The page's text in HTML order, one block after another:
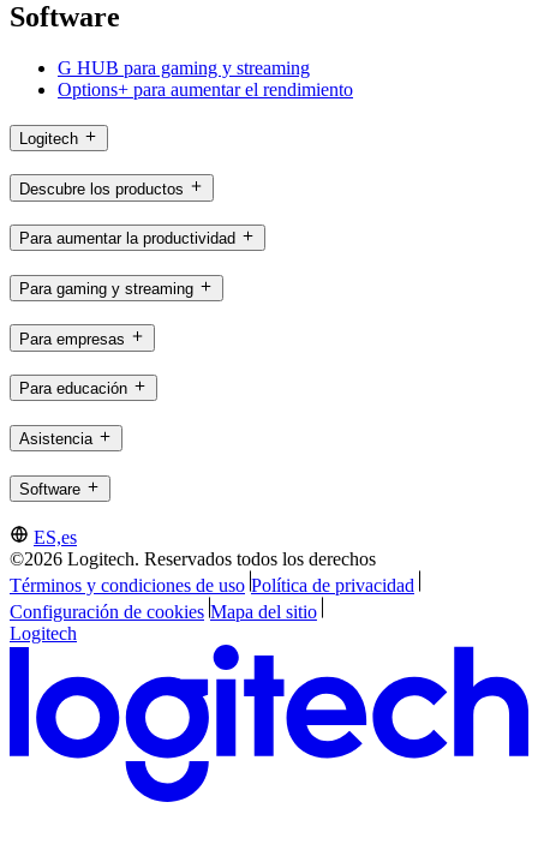
Software
G HUB para gaming y streaming
Options+ para aumentar el rendimiento
Logitech
Descubre los productos
Para aumentar la productividad
Para gaming y streaming
Para empresas
Para educación
Asistencia
Software
ES,es
©2026 Logitech. Reservados todos los derechos
Términos y condiciones de uso Política de privacidad
Configuración de cookies Mapa del sitio
Logitech